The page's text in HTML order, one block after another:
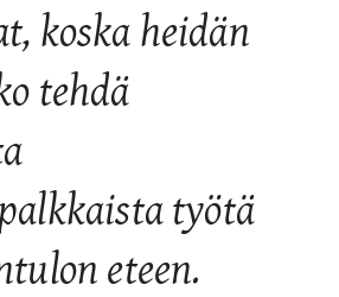
koska heidän
tehdä
työtä
eteen.